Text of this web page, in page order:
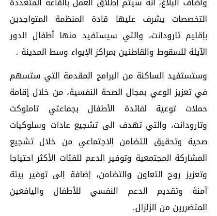
التخصصات يشرف عليها قادة المنظمة المتواجدين
بإقليم تارودانت، والتي سيستفيد منها أطفال الدور
الآيلة للسقوط والقاطنين بمراكز الإيواء وسط المدينة .
وستستفيد الساكنة من البرامج المقدمة التي ستسهم
في تعزيز الوعي بمجال الصحة النفسية، من خلال إقامة
حملات توعية لفائدة الأطفال بجماعتي تاملوكت
وتارودانت، والتي تهدف الى تشجيع عادات وسلوكيات
صحية وتحقيق التضامن الاجتماعي من خلال تشجيع
المشاركة المجتمعية وتوفير الدعم للفئات الأكثر احتياجا
وتعزيز روح التعاون والتضامن، إضافة إلى توفير بيئة
آمنة وتقديم الدعم النفسي للأطفال واليافعين
المتضررين من الزلزال.